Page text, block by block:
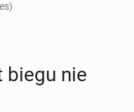
biegu nie